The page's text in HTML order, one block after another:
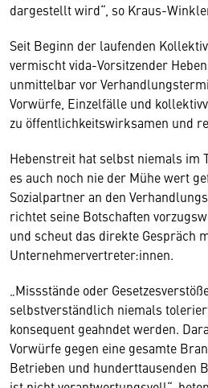
dargestellt wird“, so Kraus-
Seit Beginn der laufenden
vermischt vida-Vorsitzender
unmittelbar vor
Vorwürfe, Einzelfälle und
zu öffentlichkeitswirksamen und
Hebenstreit hat selbst niemals im
es auch noch nie der Mühe wert
Sozialpartner an den
richtet seine Botschaften
und scheut das direkte Gespräch
Unternehmervertreter:innen.
„Missstände oder
selbstverständlich niemals
konsequent geahndet werden.
Vorwürfe gegen eine gesamte
Betrieben und hunderttausenden